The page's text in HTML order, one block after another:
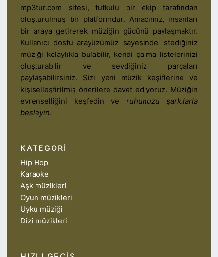
mp3tur.com sitesi, tutkulu bir ekip tarafından
oluşturulmuş bir platformdur. Amacımız, insanları
bir araya getirerek müziğin gücünü paylaşmaktır.
Kullanıcı dostu arayüzümüz sayesinde istediğiniz
müziği kolaylıkla bulabilir, kendi çalma listelerinizi
oluşturabilir ve sevdiğiniz parçaları
paylaşabilirsiniz. Sizi yeni müzik keşiflerine ve
kişiselleştirilmiş önerilere davet ediyoruz. Müziğin
evrenselliğini keşfedin ve ruhunuzu şarkılarla
besleyin.
KATEGORI
Hip Hop
Karaoke
Aşk müzikleri
Oyun müzikleri
Uyku müziği
Dizi müzikleri